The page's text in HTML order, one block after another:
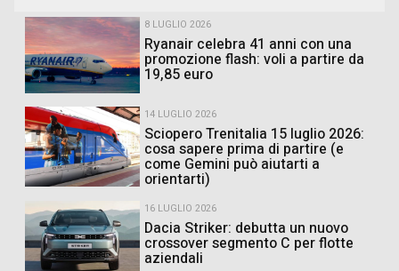
8 LUGLIO 2026
Ryanair celebra 41 anni con una
promozione flash: voli a partire da
19,85 euro
14 LUGLIO 2026
Sciopero Trenitalia 15 luglio 2026:
cosa sapere prima di partire (e
come Gemini può aiutarti a
orientarti)
16 LUGLIO 2026
Dacia Striker: debutta un nuovo
crossover segmento C per flotte
aziendali